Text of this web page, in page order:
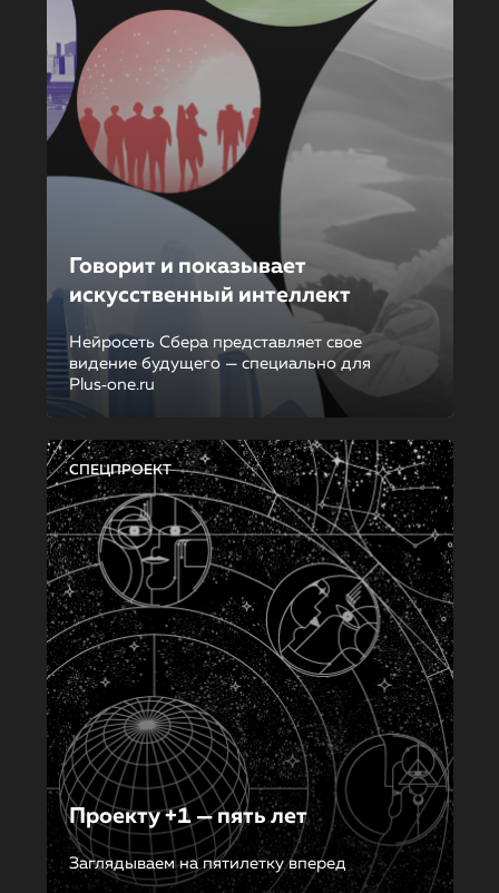
Говорит и показывает
искусственный интеллект
Нейросеть Сбера представляет свое
видение будущего — специально для
Plus‑one.ru
СПЕЦПРОЕКТ
Проекту +1 — пять лет
Заглядываем на пятилетку вперед